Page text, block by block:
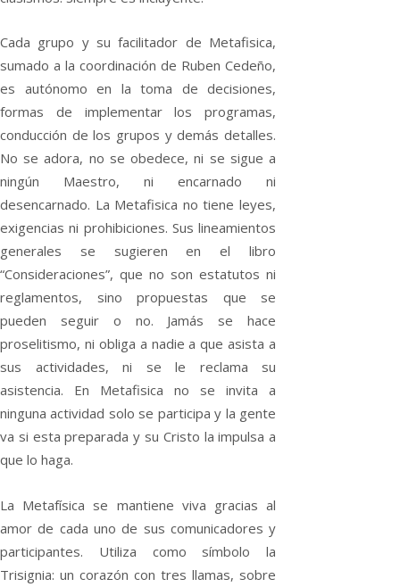
Cada grupo y su facilitador de Metafisica,
sumado a la coordinación de Ruben Cedeño,
es autónomo en la toma de decisiones,
formas de implementar los programas,
conducción de los grupos y demás detalles.
No se adora, no se obedece, ni se sigue a
ningún Maestro, ni encarnado ni
desencarnado. La Metafisica no tiene leyes,
exigencias ni prohibiciones. Sus lineamientos
generales se sugieren en el libro
“Consideraciones”, que no son estatutos ni
reglamentos, sino propuestas que se
pueden seguir o no. Jamás se hace
proselitismo, ni obliga a nadie a que asista a
sus actividades, ni se le reclama su
asistencia. En Metafisica no se invita a
ninguna actividad solo se participa y la gente
va si esta preparada y su Cristo la impulsa a
que lo haga.
La Metafísica se mantiene viva gracias al
amor de cada uno de sus comunicadores y
participantes. Utiliza como símbolo la
Trisignia: un corazón con tres llamas, sobre